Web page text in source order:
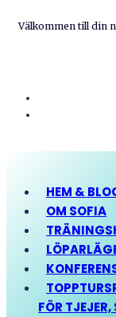
Välkommen till din
HEM &
OM SOFIA
FÖR